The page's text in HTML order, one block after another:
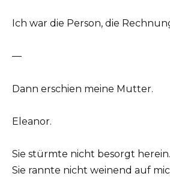
Ich war die Person, die
—
Dann erschien meine Mutter.
Eleanor.
Sie stürmte nicht besorgt herein.
Sie rannte nicht weinend auf